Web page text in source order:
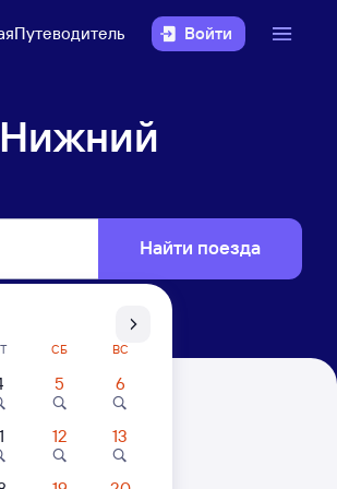
Путеводитель Войти
Найти поезда
СБ ВС
5 6
12 13